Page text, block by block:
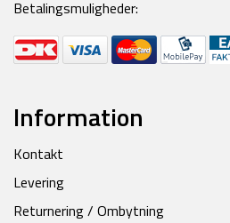
Betalingsmuligheder:
Information
Kontakt
Levering
Returnering / Ombytning